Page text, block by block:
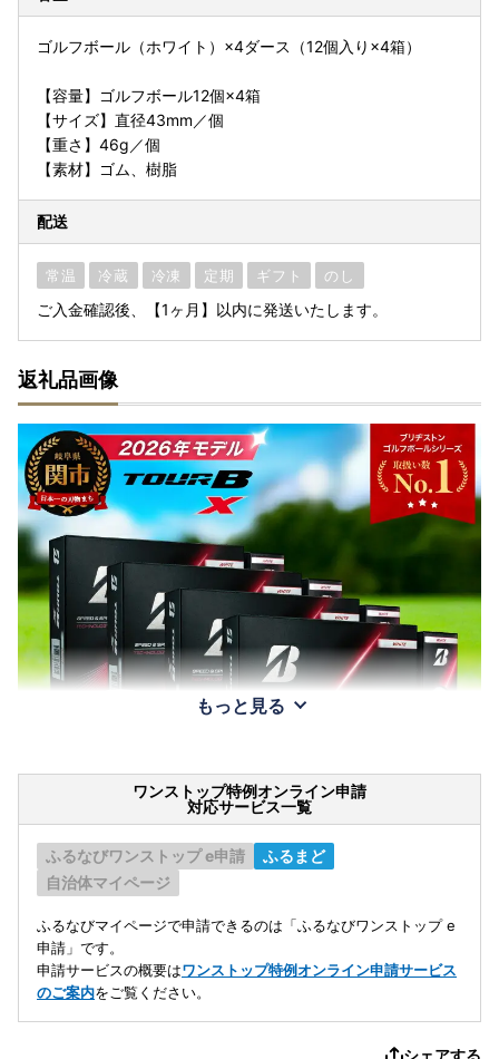
ゴルフボール（ホワイト）×4ダース（12個入り×4箱）
【容量】ゴルフボール12個×4箱
【サイズ】直径43mm／個
【重さ】46g／個
【素材】ゴム、樹脂
配送
常温 冷蔵 冷凍 定期 ギフト のし
ご入金確認後、【1ヶ月】以内に発送いたします。
返礼品画像
もっと見る
ワンストップ特例オンライン申請
対応サービス一覧
ふるなびワンストップ e申請
ふるまど
自治体マイページ
ふるなびマイページで申請できるのは「ふるなびワンストップ e
申請」です。
申請サービスの概要はワンストップ特例オンライン申請サービス
のご案内をご覧ください。
シェアする